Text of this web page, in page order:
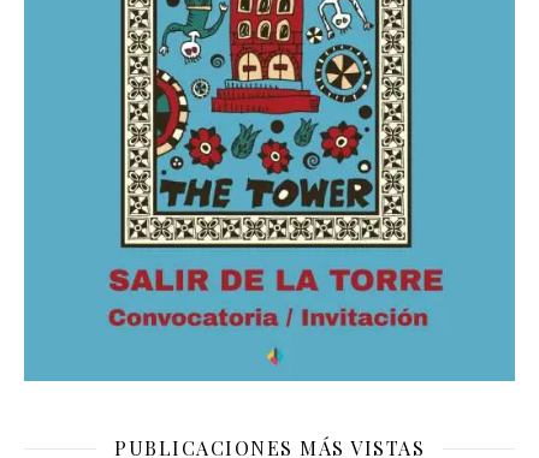
PUBLICACIONES MÁS VISTAS